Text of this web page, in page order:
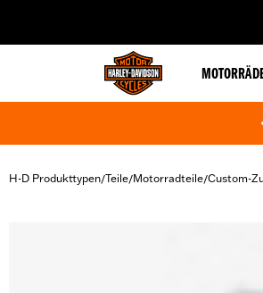
H-D Produkttypen/Teile/Motorradteile/Custom-